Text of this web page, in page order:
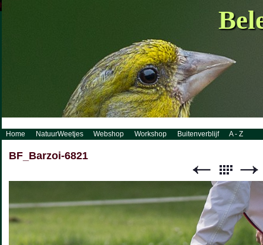
http://www.visueelconcept.nl/sitemap.xml.gz
Home NatuurWeetjes Webshop Workshop Buitenverblijf A - Z
BF_Barzoi-6821